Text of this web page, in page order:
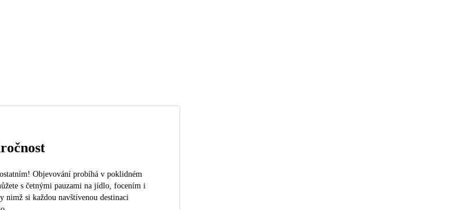
ostatním! Objevování probíhá v poklidném
s četnými pauzami na jídlo, focením i
nimž si každou navštívenou destinaci